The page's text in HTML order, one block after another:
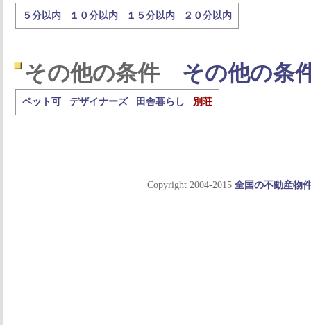
５分以内 １０分以内 １５分以内 ２０分以内
その他の条件 その他の条
ペット可 デザイナーズ 田舎暮らし 別荘
Copyright 2004-2015 全国の不動産物